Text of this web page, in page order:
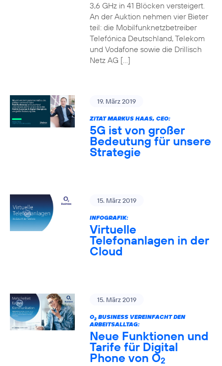
3,6 GHz in 41 Blöcken versteigert.
An der Auktion nehmen vier Bieter
teil: die Mobilfunknetzbetreiber
Telefónica Deutschland, Telekom
und Vodafone sowie die Drillisch
Netz AG […]
19. März 2019
ZITAT MARKUS HAAS, CEO:
5G ist von großer
Bedeutung für unsere
Strategie
15. März 2019
INFOGRAFIK:
Virtuelle
Telefonanlagen in der
Cloud
15. März 2019
O2BUSINESS VEREINFACHT DEN
ARBEITSALLTAG:
Neue Funktionen und
Tarife für Digital
Phone von O2